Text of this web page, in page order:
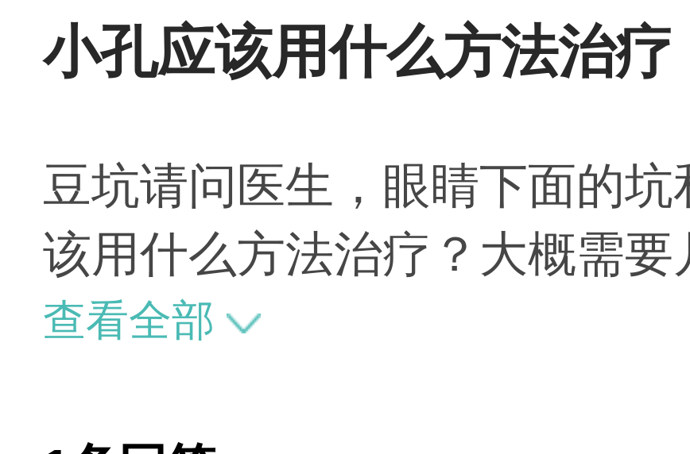
小孔应该用什么方法治疗
豆坑请问医生，眼睛下面的
该用什么方法治疗？大概需要
查看全部